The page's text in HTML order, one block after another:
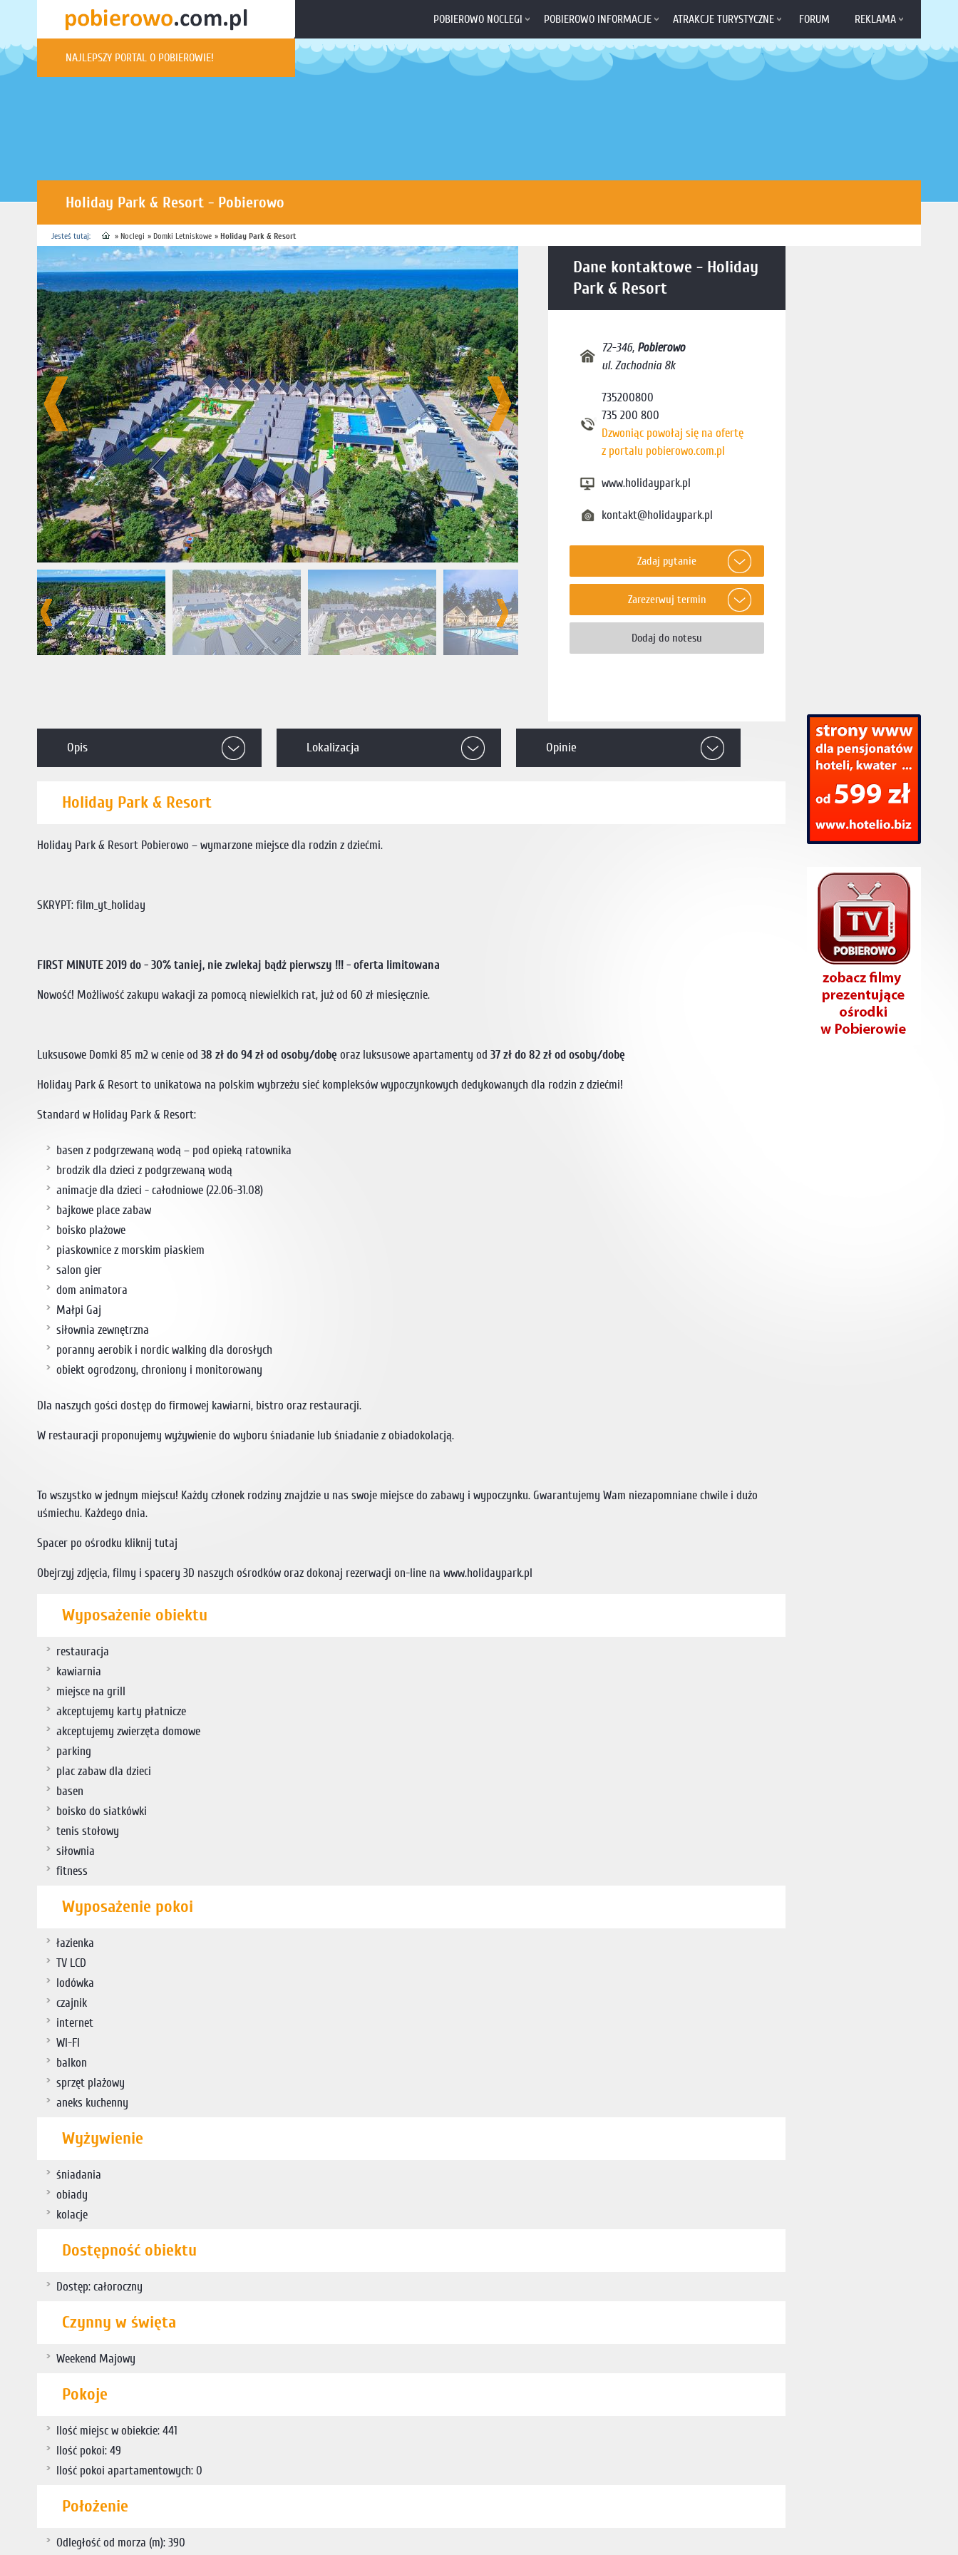
POBIEROWO NOCLEGI POBIEROWO INFORMACJE ATRAKCJE TURYSTYCZNE FORUM REKLAMA
NAJLEPSZY PORTAL O POBIEROWIE!
Holiday Park & Resort - Pobierowo
Jesteś tutaj: » Noclegi » Domki Letniskowe » Holiday Park & Resort
Dane kontaktowe - Holiday
Park & Resort
72-346, Pobierowo
ul. Zachodnia 8k
735200800
735 200 800
Dzwoniąc powołaj się na ofertę
z portalu pobierowo.com.pl
www.holidaypark.pl
kontakt@holidaypark.pl
Opis Lokalizacja Opinie
Holiday Park & Resort
Holiday Park & Resort Pobierowo – wymarzone miejsce dla rodzin z dziećmi.
SKRYPT: film_yt_holiday
FIRST MINUTE 2019 do - 30% taniej, nie zwlekaj bądź pierwszy !!! - oferta limitowana
Nowość! Możliwość zakupu wakacji za pomocą niewielkich rat, już od 60 zł miesięcznie.
Luksusowe Domki 85 m2 w cenie od 38 zł do 94 zł od osoby/dobę oraz luksusowe apartamenty od 37 zł do 82 zł od osoby/dobę
Holiday Park & Resort to unikatowa na polskim wybrzeżu sieć kompleksów wypoczynkowych dedykowanych dla rodzin z dziećmi!
Standard w Holiday Park & Resort:
basen z podgrzewaną wodą – pod opieką ratownika
brodzik dla dzieci z podgrzewaną wodą
animacje dla dzieci - całodniowe (22.06-31.08)
bajkowe place zabaw
boisko plażowe
piaskownice z morskim piaskiem
salon gier
dom animatora
Małpi Gaj
siłownia zewnętrzna
poranny aerobik i nordic walking dla dorosłych
obiekt ogrodzony, chroniony i monitorowany
Dla naszych gości dostęp do firmowej kawiarni, bistro oraz restauracji.
W restauracji proponujemy wyżywienie do wyboru śniadanie lub śniadanie z obiadokolacją.
To wszystko w jednym miejscu! Każdy członek rodziny znajdzie u nas swoje miejsce do zabawy i wypoczynku. Gwarantujemy Wam niezapomniane chwile i dużo
uśmiechu. Każdego dnia.
Spacer po ośrodku kliknij tutaj
Obejrzyj zdjęcia, filmy i spacery 3D naszych ośrodków oraz dokonaj rezerwacji on-line na www.holidaypark.pl
Wyposażenie obiektu
restauracja
kawiarnia
miejsce na grill
akceptujemy karty płatnicze
akceptujemy zwierzęta domowe
parking
plac zabaw dla dzieci
basen
boisko do siatkówki
tenis stołowy
siłownia
fitness
Wyposażenie pokoi
łazienka
TV LCD
lodówka
czajnik
internet
WI-FI
balkon
sprzęt plażowy
aneks kuchenny
Wyżywienie
śniadania
obiady
kolacje
Dostępność obiektu
Dostęp: całoroczny
Czynny w święta
Weekend Majowy
Pokoje
Ilość miejsc w obiekcie: 441
Ilość pokoi: 49
Ilość pokoi apartamentowych: 0
Położenie
Odległość od morza (m): 390